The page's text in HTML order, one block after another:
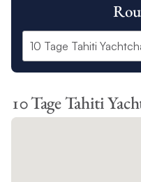
10 Tage Tahiti